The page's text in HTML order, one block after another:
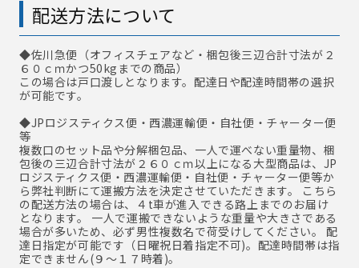
配送方法について
◆佐川急便 （オフィスチェアなど・梱包後三辺合計寸法が２
６０ｃｍかつ50kgまでの商品）
この場合は戸口渡しとなります。配達日や配達時間帯の選択
が可能です。
◆JPロジスティクス便・西濃運輸便・自社便・チャーター便
等
複数口のセット品や分解梱包品、一人で運べない重量物、梱
包後の三辺合計寸法が２６０ｃｍ以上になる大型商品は、JP
ロジスティクス便・西濃運輸便・自社便・チャーター便等か
ら弊社判断にて運搬方法を決定させていただきます。 こちら
の配送方法の場合は、４t車が進入できる路上までのお届け
となります。 一人で運搬できないような重量や大きさである
場合が多いため、必ず男性複数名で荷受けしてください。 配
達日指定が可能です（日曜祝日着指定不可)。配達時間帯は指
定できません(９～１７時着)。